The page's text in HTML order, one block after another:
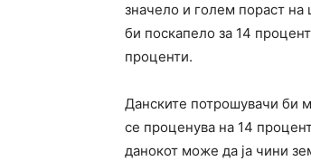
значело и голем пораст
би поскапело за 14
проценти.
Данските потрошувачи би
се проценува на 14
данокот може да ја чини